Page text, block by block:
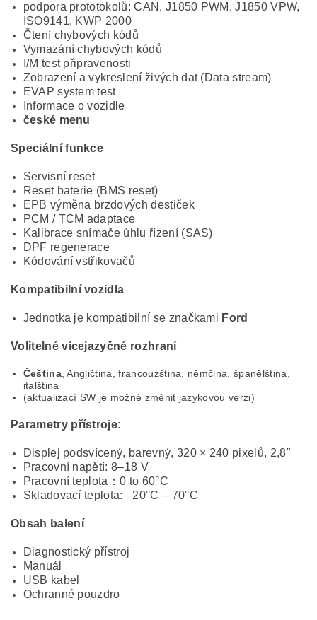
podpora prototokolů:CAN, J1850 PWM, J1850 VPW,
ISO9141, KWP 2000
Čtení chybových kódů
Vymazání chybových kódů
I/M test připravenosti
Zobrazení a vykreslení živých dat (Data stream)
EVAP system test
Informace o vozidle
české menu
Speciální funkce
Servisní reset
Reset baterie (BMS reset)
EPB výměna brzdových destiček
PCM / TCM adaptace
Kalibrace snímače úhlu řízení (SAS)
DPF regenerace
Kódování vstřikovačů
Kompatibilní vozidla
Jednotka je kompatibilní se značkami Ford
Volitelné vícejazyčné rozhraní
Čeština, Angličtina, francouzština, němčina, španělština,
italština
(aktualizací SW je možné změnit jazykovou verzi)
Parametry přístroje:
Displej podsvícený, barevný, 320 × 240 pixelů, 2,8"
Pracovní napětí: 8–18 V
Pracovní teplota：0 to 60°C
Skladovací teplota: –20°C – 70°C
Obsah balení
Diagnostický přístroj
Manuál
USB kabel
Ochranné pouzdro